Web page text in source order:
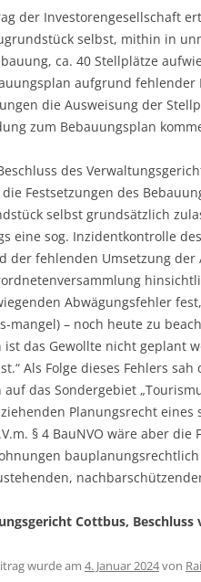
der Investorengesellschaft
selbst, mithin in
ca. 40 Stellplätze
aufgrund fehlender
die Ausweisung der
zum Bebauungsplan
des
die Festsetzungen des
selbst grundsätzlich
eine sog. Inzidentkontrolle
der fehlenden Umsetzung der
Abwägungsfehler
mangel) – noch heute zu
ist das Gewollte nicht geplant
Als Folge dieses Fehlers
auf das Sondergebiet
Planungsrecht eines
§ 4 BauNVO wäre aber
Cottbus, Beschluss
wurde am 4. Januar 2024von